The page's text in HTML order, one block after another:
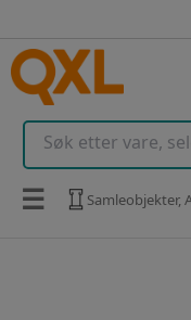
☰ Samleobjekter,